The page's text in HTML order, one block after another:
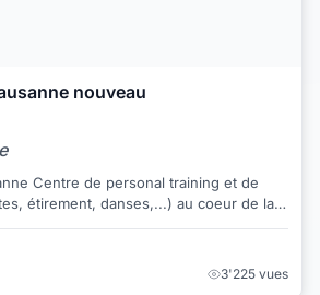
nouveau
et de
étirement, danses,...) au coeur de la
C...
3'225 vues